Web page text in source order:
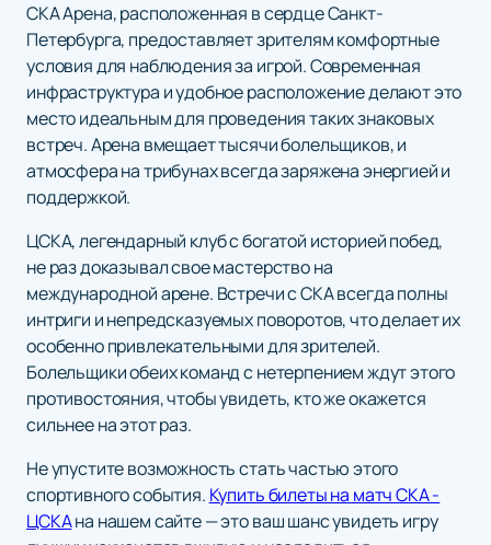
СКА Арена, расположенная в сердце Санкт-
Петербурга, предоставляет зрителям комфортные
условия для наблюдения за игрой. Современная
инфраструктура и удобное расположение делают это
место идеальным для проведения таких знаковых
встреч. Арена вмещает тысячи болельщиков, и
атмосфера на трибунах всегда заряжена энергией и
поддержкой.
ЦСКА, легендарный клуб с богатой историей побед,
не раз доказывал свое мастерство на
международной арене. Встречи с СКА всегда полны
интриги и непредсказуемых поворотов, что делает их
особенно привлекательными для зрителей.
Болельщики обеих команд с нетерпением ждут этого
противостояния, чтобы увидеть, кто же окажется
сильнее на этот раз.
Не упустите возможность стать частью этого
спортивного события. Купить билеты на матч СКА -
ЦСКАна нашем сайте — это ваш шанс увидеть игру